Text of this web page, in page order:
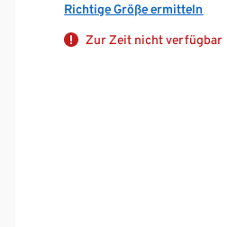
Richtige Größe ermitteln
Zur Zeit nicht verfügbar